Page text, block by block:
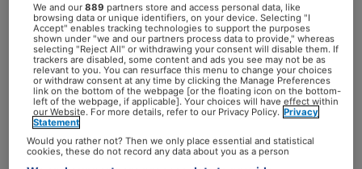
De Coalitie Leefstijl in de Zorg verzamelt
implementatiesuggesties die helpen
leefstijl in de zorg handen en voeten te
geven. Het gaat om bewezen werkzame
projecten en hulpmiddelen die je direct
kunt inzetten: van gesprekskaarten tot
complete methodieken. Handig om
patiënten op een natuurlijke manier te
We and our889 partners store and access personal data, like
browsing data or unique identifiers, on your device. Selecting "I
Accept" enables tracking technologies to support the purposes
shown under "we and our partners process data to provide," whereas
selecting "Reject All" or withdrawing your consent will disable them. If
trackers are disabled, some content and ads you see may not be as
relevant to you. You can resurface this menu to change your choices
or withdraw consent at any time by clicking the Manage Preferences
link on the bottom of the webpage [or the floating icon on the bottom-
left of the webpage, if applicable]. Your choices will have effect within
our Website. For more details, refer to our Privacy Policy. Privacy
Statement
Would you rather not? Then we only place essential and statistical
cookies, these do not record any data about you as a person